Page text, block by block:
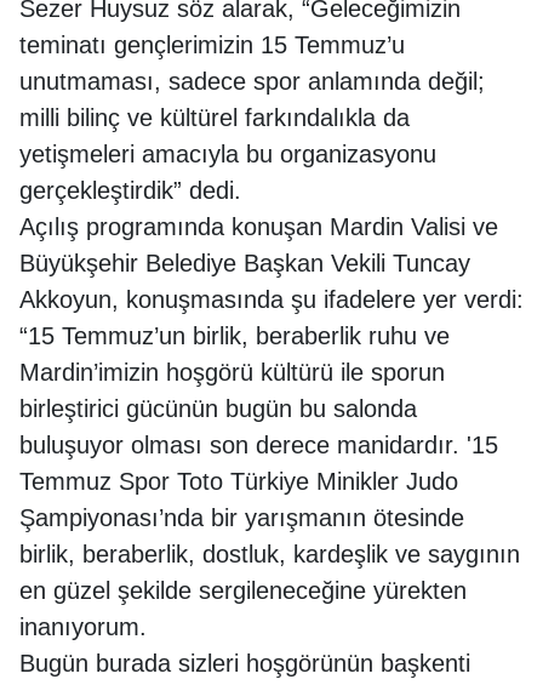
Sezer Huysuz söz alarak, “Geleceğimizin
teminatı gençlerimizin 15 Temmuz’u
unutmaması, sadece spor anlamında değil;
milli bilinç ve kültürel farkındalıkla da
yetişmeleri amacıyla bu organizasyonu
gerçekleştirdik” dedi.
Açılış programında konuşan Mardin Valisi ve
Büyükşehir Belediye Başkan Vekili Tuncay
Akkoyun, konuşmasında şu ifadelere yer verdi:
“15 Temmuz’un birlik, beraberlik ruhu ve
Mardin’imizin hoşgörü kültürü ile sporun
birleştirici gücünün bugün bu salonda
buluşuyor olması son derece manidardır. '15
Temmuz Spor Toto Türkiye Minikler Judo
Şampiyonası’nda bir yarışmanın ötesinde
birlik, beraberlik, dostluk, kardeşlik ve saygının
en güzel şekilde sergileneceğine yürekten
inanıyorum.
Bugün burada sizleri hoşgörünün başkenti